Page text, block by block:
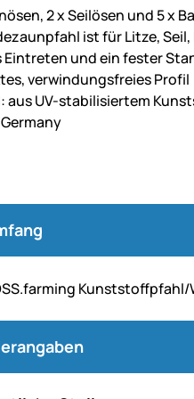
2 x Seilösen und 5 x
ist für Litze,
Eintreten und ein fester
verwindungsfreies Profil
aus UV-stabilisiertem
Kunststoffpfahl/